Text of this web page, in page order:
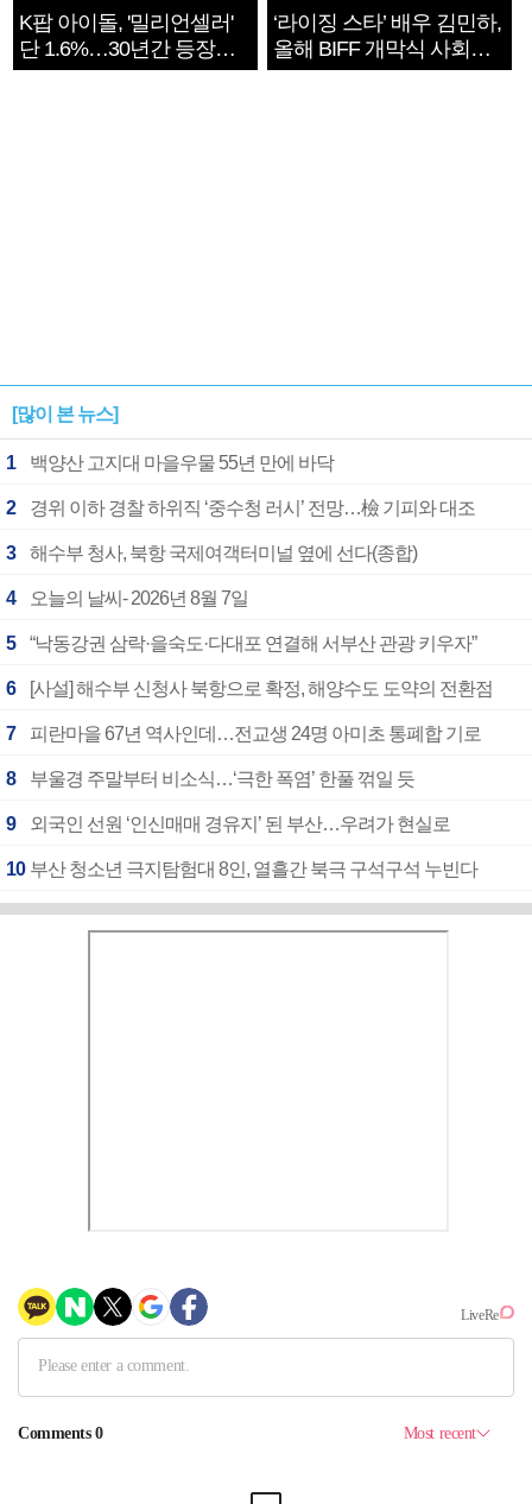
K팝 아이돌, '밀리언셀러'
단 1.6%…30년간 등장
1182개팀 전수조사
‘라이징 스타’ 배우 김민하,
올해 BIFF 개막식 사회자
확정
[많이 본 뉴스]
1 백양산 고지대 마을우물 55년 만에 바닥
2 경위 이하 경찰 하위직 ‘중수청 러시’ 전망…檢 기피와 대조
3 해수부 청사, 북항 국제여객터미널 옆에 선다(종합)
4 오늘의 날씨- 2026년 8월 7일
5 “낙동강권 삼락·을숙도·다대포 연결해 서부산 관광 키우자”
6 [사설] 해수부 신청사 북항으로 확정, 해양수도 도약의 전환점
7 피란마을 67년 역사인데…전교생 24명 아미초 통폐합 기로
8 부울경 주말부터 비소식…‘극한 폭염’ 한풀 꺾일 듯
9 외국인 선원 ‘인신매매 경유지’ 된 부산…우려가 현실로
10 부산 청소년 극지탐험대 8인, 열흘간 북극 구석구석 누빈다